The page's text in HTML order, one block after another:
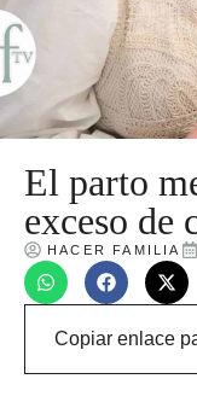
El parto
exceso de
HACER FAMILIA
Copiar enlace